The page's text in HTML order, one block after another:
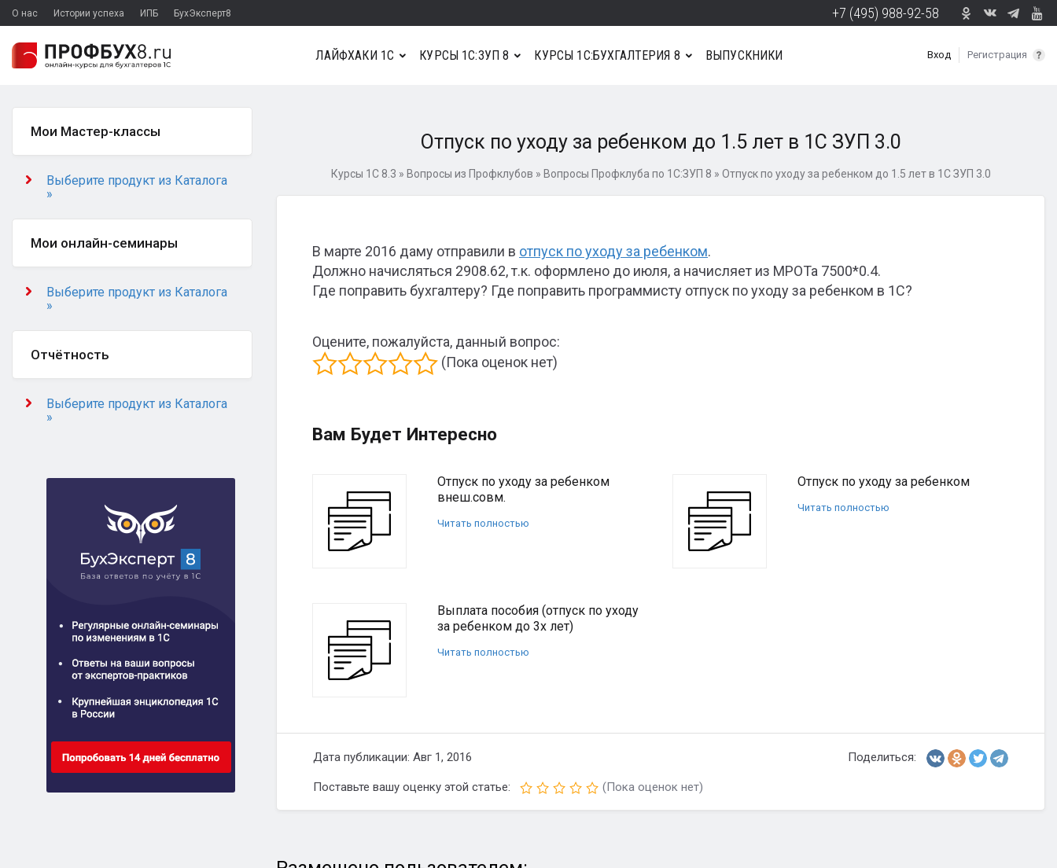
О нас Истории успеха ИПБ БухЭксперт8 +7 (495) 988-92-58
Вход Регистрация
ЛАЙФХАКИ 1С КУРСЫ 1С:ЗУП 8 КУРСЫ 1С:БУХГАЛТЕРИЯ 8 ВЫПУСКНИКИ
Отпуск по уходу за ребенком до 1.5 лет в 1С ЗУП 3.0
Курсы 1С 8.3 » Вопросы из Профклубов » Вопросы Профклуба по 1С:ЗУП 8 » Отпуск по уходу за ребенком до 1.5 лет в 1С ЗУП 3.0
В марте 2016 даму отправили в отпуск по уходу за ребенком.
Должно начисляться 2908.62, т.к. оформлено до июля, а начисляет из МРОТа 7500*0.4.
Где поправить бухгалтеру? Где поправить программисту отпуск по уходу за ребенком в 1С?
Оцените, пожалуйста, данный вопрос:
(Пока оценок нет)
Вам Будет Интересно
Отпуск по уходу за ребенком
внеш.совм.
Читать полностью
Отпуск по уходу за ребенком
Читать полностью
Выплата пособия (отпуск по уходу
за ребенком до 3х лет)
Читать полностью
Дата публикации: Авг 1, 2016 Поделиться:
Поставьте вашу оценку этой статье: (Пока оценок нет)
Мои Мастер-классы
Выберите продукт из Каталога
»
Мои онлайн-семинары
Выберите продукт из Каталога
»
Отчётность
Выберите продукт из Каталога
»